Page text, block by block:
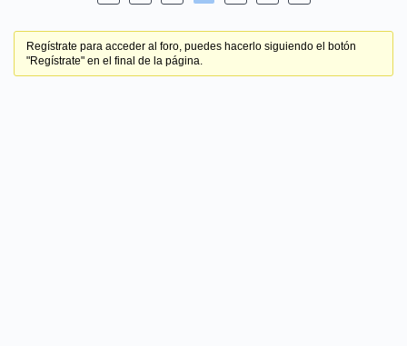
Regístrate para acceder al foro, puedes hacerlo siguiendo el botón
"Regístrate" en el final de la página.